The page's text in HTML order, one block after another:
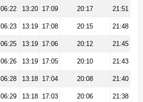
06:22 13:20 17:09 20:17 21:51
06:23 13:19 17:08 20:15 21:48
06:25 13:19 17:06 20:12 21:45
06:26 13:19 17:05 20:10 21:43
06:28 13:18 17:04 20:08 21:40
06:29 13:18 17:03 20:06 21:38